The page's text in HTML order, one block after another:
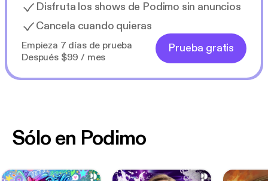
Disfruta los shows de Podimo sin anuncios
Cancela cuando quieras
Empieza 7 días de prueba
Después $99 / mes
Prueba gratis
Sólo en Podimo